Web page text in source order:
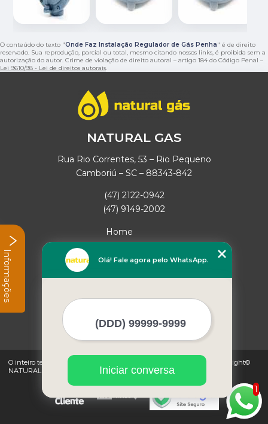
O conteúdo do texto "Onde Faz Instalação Regulador de Gás Penha" é de direito
reservado. Sua reprodução, parcial ou total, mesmo citando nossos links, é proibida sem a
autorização do autor. Crime de violação de direito autoral – artigo 184 do Código Penal –
Lei 9610/98 - Lei de direitos autorais.
NATURAL GAS
Rua Rio Correntes, 53 – Rio Pequeno
Camboriú – SC – 88343-842
(47) 2122-0942
(47) 9149-2002
Home
Empresa
Missão
Mapa do site
O inteiro teor deste site está sujeito à proteção de direitos autorais. Copyright©
NATURAL GAS (Lei 9610 de 19/02/1998)
1
Olá! Fale agora pelo WhatsApp.
Iniciar conversa
Informações